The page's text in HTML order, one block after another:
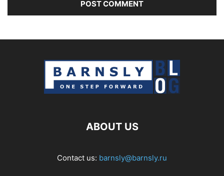
ABOUT US
Contact us: barnsly@barnsly.ru